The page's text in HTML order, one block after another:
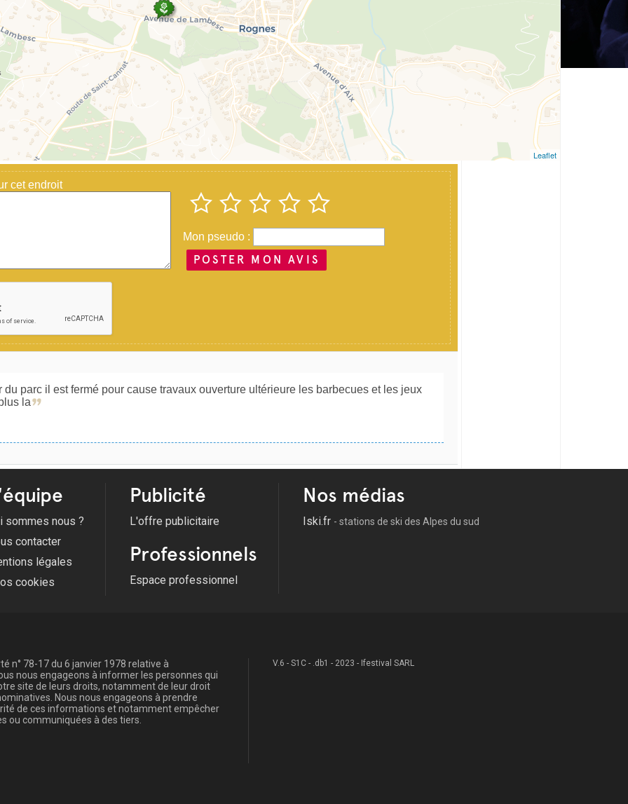
Leaflet
cet endroit
Mon pseudo :
POSTER MON AVIS
du parc il est fermé pour cause travaux ouverture ultérieure les barbecues et les jeux
la
sommes nous ?
contacter
légales
cookies
Publicité
L'offre publicitaire
Professionnels
Espace professionnel
Nos médias
Iski.fr - stations de ski des Alpes du sud
n° 78-17 du 6 janvier 1978 relative à
nous engageons à informer les personnes qui
site de leurs droits, notamment de leur droit
Nous nous engageons à prendre
de ces informations et notamment empêcher
ou communiquées à des tiers.
V.6 - S1C - .db1 - 2023 - Ifestival SARL